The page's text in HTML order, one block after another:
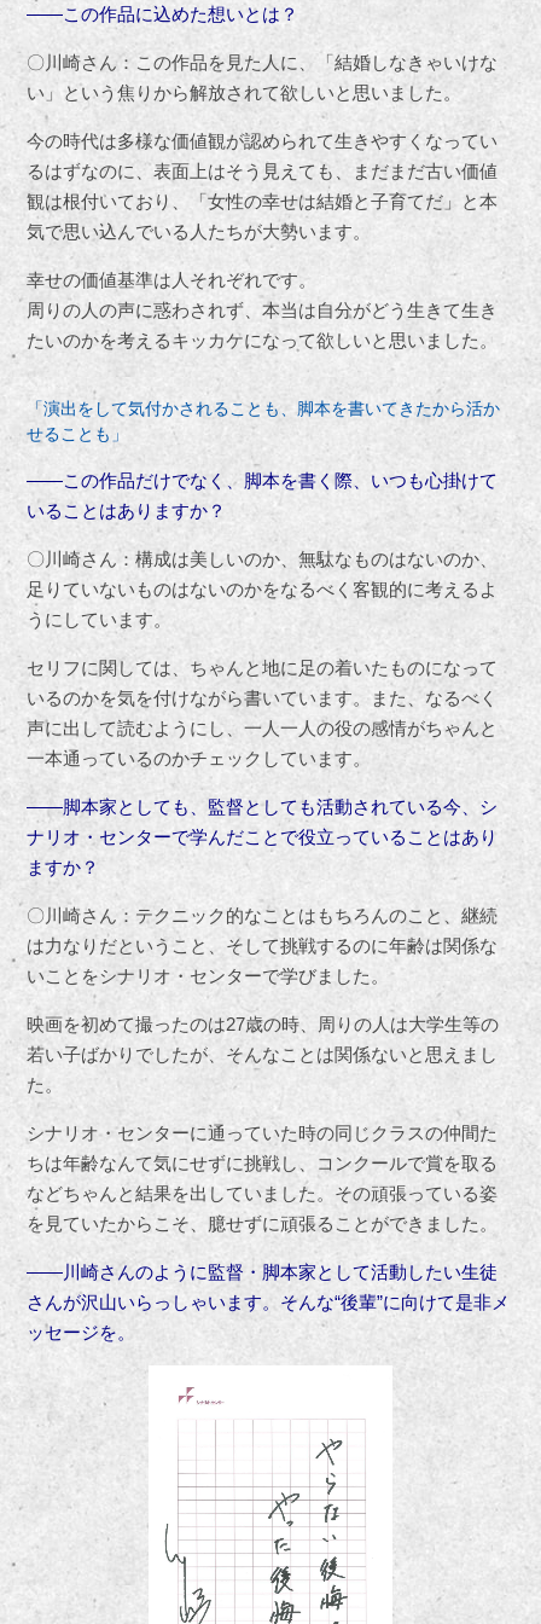
――この作品に込めた想いとは？
〇川崎さん：この作品を見た人に、「結婚しなきゃいけな
い」という焦りから解放されて欲しいと思いました。
今の時代は多様な価値観が認められて生きやすくなってい
るはずなのに、表面上はそう見えても、まだまだ古い価値
観は根付いており、「女性の幸せは結婚と子育てだ」と本
気で思い込んでいる人たちが大勢います。
幸せの価値基準は人それぞれです。
周りの人の声に惑わされず、本当は自分がどう生きて生き
たいのかを考えるキッカケになって欲しいと思いました。
「演出をして気付かされることも、脚本を書いてきたから活か
せることも」
――この作品だけでなく、脚本を書く際、いつも心掛けて
いることはありますか？
〇川崎さん：構成は美しいのか、無駄なものはないのか、
足りていないものはないのかをなるべく客観的に考えるよ
うにしています。
セリフに関しては、ちゃんと地に足の着いたものになって
いるのかを気を付けながら書いています。また、なるべく
声に出して読むようにし、一人一人の役の感情がちゃんと
一本通っているのかチェックしています。
――脚本家としても、監督としても活動されている今、シ
ナリオ・センターで学んだことで役立っていることはあり
ますか？
〇川崎さん：テクニック的なことはもちろんのこと、継続
は力なりだということ、そして挑戦するのに年齢は関係な
いことをシナリオ・センターで学びました。
映画を初めて撮ったのは27歳の時、周りの人は大学生等の
若い子ばかりでしたが、そんなことは関係ないと思えまし
た。
シナリオ・センターに通っていた時の同じクラスの仲間た
ちは年齢なんて気にせずに挑戦し、コンクールで賞を取る
などちゃんと結果を出していました。その頑張っている姿
を見ていたからこそ、臆せずに頑張ることができました。
――川崎さんのように監督・脚本家として活動したい生徒
さんが沢山いらっしゃいます。そんな“後輩”に向けて是非メ
ッセージを。